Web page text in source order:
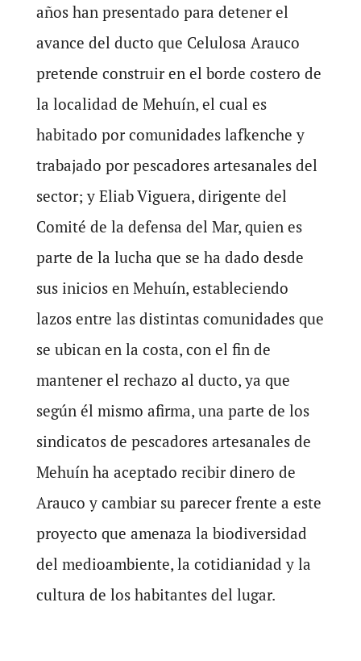
años han presentado para detener el
avance del ducto que Celulosa Arauco
pretende construir en el borde costero de
la localidad de Mehuín, el cual es
habitado por comunidades lafkenche y
trabajado por pescadores artesanales del
sector; y Eliab Viguera, dirigente del
Comité de la defensa del Mar, quien es
parte de la lucha que se ha dado desde
sus inicios en Mehuín, estableciendo
lazos entre las distintas comunidades que
se ubican en la costa, con el fin de
mantener el rechazo al ducto, ya que
según él mismo afirma, una parte de los
sindicatos de pescadores artesanales de
Mehuín ha aceptado recibir dinero de
Arauco y cambiar su parecer frente a este
proyecto que amenaza la biodiversidad
del medioambiente, la cotidianidad y la
cultura de los habitantes del lugar.